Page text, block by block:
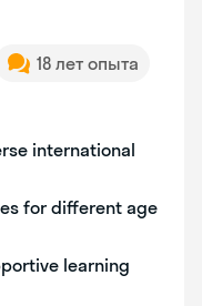
18 лет опыта
international
for different age
learning